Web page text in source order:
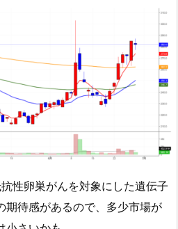
性卵巣がんを対象にした遺伝子
期待感があるので、多少市場が